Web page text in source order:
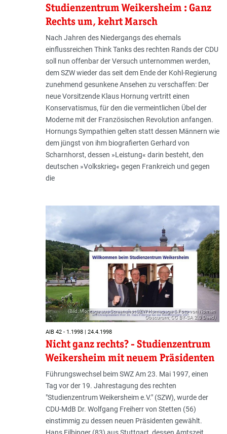
Studienzentrum Weikersheim : Ganz
Rechts um, kehrt Marsch
Nach Jahren des Niedergangs des ehemals
einflussreichen Think Tanks des rechten Rands der CDU
soll nun offenbar der Versuch unternommen werden,
dem SZW wieder das seit dem Ende der Kohl-Regierung
zunehmend gesunkene Ansehen zu verschaffen: Der
neue Vorsitzende Klaus Hornung vertritt einen
Konservatismus, für den die vermeintlichen Übel der
Moderne mit der Französischen Revolution anfangen.
Hornungs Sympathien gelten statt dessen Männern wie
dem jüngst von ihm biografierten Gerhard von
Scharnhorst, dessen »Leistung« darin besteht, den
deutschen »Volkskrieg« gegen Frankreich und gegen
die
(Bild: Montage aus Screenshot SZW Homepage & Foto von Nomen
Obscurum; CC BY-SA 2.0 Deed)
AIB 42 - 1.1998 | 24.4.1998
Nicht ganz rechts? - Studienzentrum
Weikersheim mit neuem Präsidenten
Führungswechsel beim SWZ Am 23. Mai 1997, einen
Tag vor der 19. Jahrestagung des rechten
"Studienzentrum Weikersheim e.V." (SZW), wurde der
CDU-MdB Dr. Wolfgang Freiherr von Stetten (56)
einstimmig zu dessen neuen Präsidenten gewählt.
Hans Filbinger (83) aus Stuttgart, dessen Amtszeit